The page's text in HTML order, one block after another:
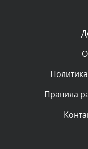
Комментарий
Текст
администратором.
Комментарий
администратором.
Комментарий
Правила